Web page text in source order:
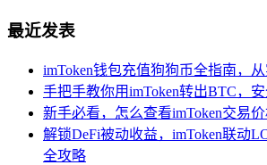
最近发表
imToken钱包充值狗狗币全指南，
手把手教你用imToken转出BTC，
新手必看，怎么查看imToken交易
解锁DeFi被动收益，imToken联动
全攻略